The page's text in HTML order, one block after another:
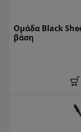
Ομάδα Black
βάση